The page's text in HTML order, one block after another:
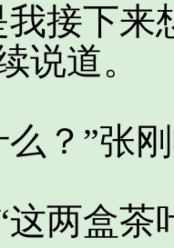
下来
说道。
”张刚
盒茶